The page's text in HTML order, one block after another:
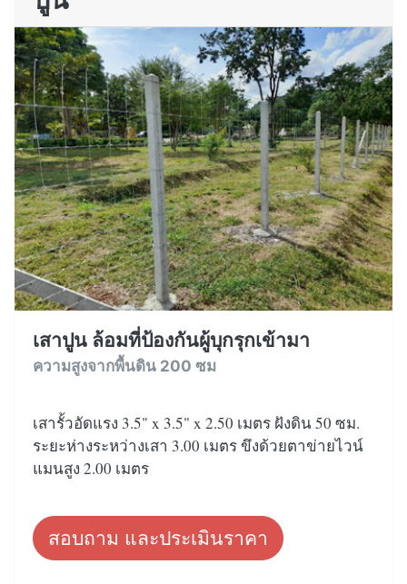
เสาปูน ล้อมที่ป้องกันผู้บุกรุกเข้ามา
ความสูงจากพื้นดิน 200 ซม
เสารั้วอัดแรง 3.5" x 3.5" x 2.50 เมตร ฝังดิน 50 ซม.
ระยะห่างระหว่างเสา 3.00 เมตร ขึงด้วยตาข่ายไวน์
แมนสูง 2.00 เมตร
สอบถาม และประเมินราคา